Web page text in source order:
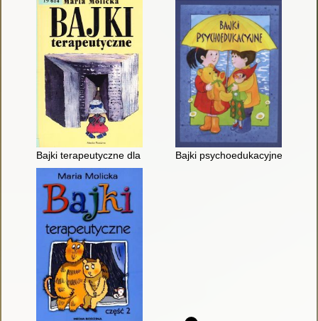
Bajki terapeutyczne dla dzieci; cz. 1Bajki psychoedukacyjne :